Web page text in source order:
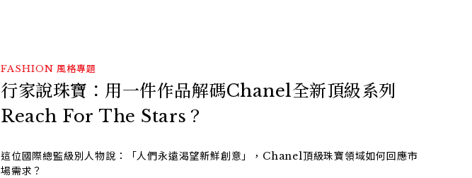
FASHION 風格專題
行家說珠寶：用一件作品解碼Chanel全新頂級系列
Reach For The Stars？
這位國際總監級別人物說：「人們永遠渴望新鮮創意」，Chanel頂級珠寶領域如何回應市
場需求？